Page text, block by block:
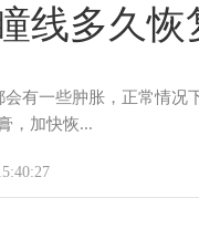
线多久恢
有一些肿胀，正常情
，加快恢...